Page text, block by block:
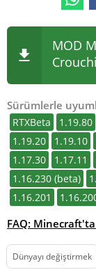
MOD
Sürümlerle
RTXBeta 1.19.80
1.19.20
1.19.10
1.17.30
1.17.11
1.16.230 (beta)
1.16.201
FAQ:
Dünyayı değiştirmek